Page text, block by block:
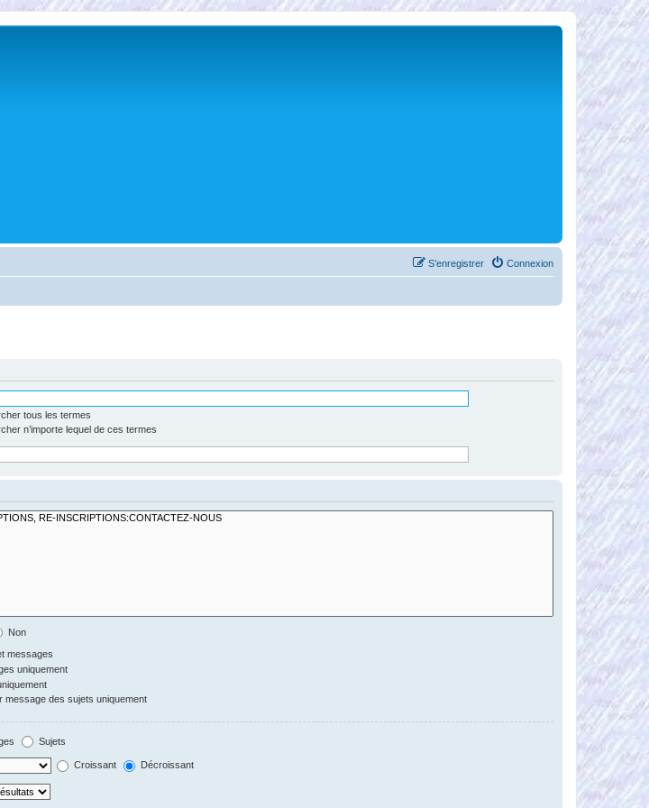
Connexion
S’enregistrer
tous les termes
n’importe lequel de ces termes
Non
messages
uniquement
message des sujets uniquement
Sujets
Croissant Décroissant